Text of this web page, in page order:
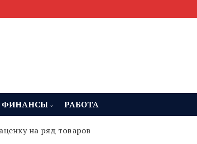
ФИНАНСЫ РАБОТА
на ряд товаров